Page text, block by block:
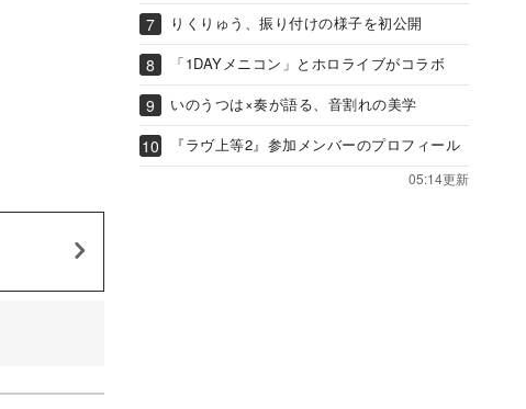
りくりゅう、振り付けの様子を初公開
「1DAYメニコン」とホロライブがコラボ
いのうつは×奏が語る、音割れの美学
『ラヴ上等2』参加メンバーのプロフィール
05:14更新